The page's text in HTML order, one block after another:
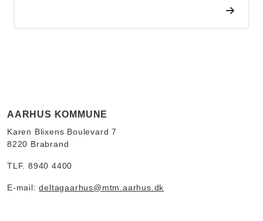
AARHUS KOMMUNE
Karen Blixens Boulevard 7
8220 Brabrand
TLF. 8940 4400
E-mail:deltagaarhus@mtm.aarhus.dk